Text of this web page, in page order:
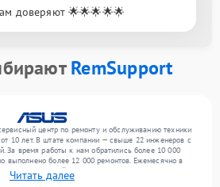
доверяют 🌟🌟🌟🌟🌟
RemSupport
центр по ремонту и обслуживанию техники
10 лет. В штате компании — свыше 22 инженеров с
За время работы к нам обратились более 10 000
выполнено более 12 000 ремонтов. Ежемесячно в
300 обращений, включая , , . Мы устраняем поломки
высокий стандарт качества благодаря
Читать далее